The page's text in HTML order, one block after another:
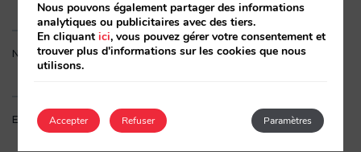
Nous pouvons également partager des informations
analytiques ou publicitaires avec des tiers.
En cliquantici, vous pouvez gérer votre consentement et
trouver plus d'informations sur les cookies que nous
utilisons.
Accepter Paramètres
Refuser